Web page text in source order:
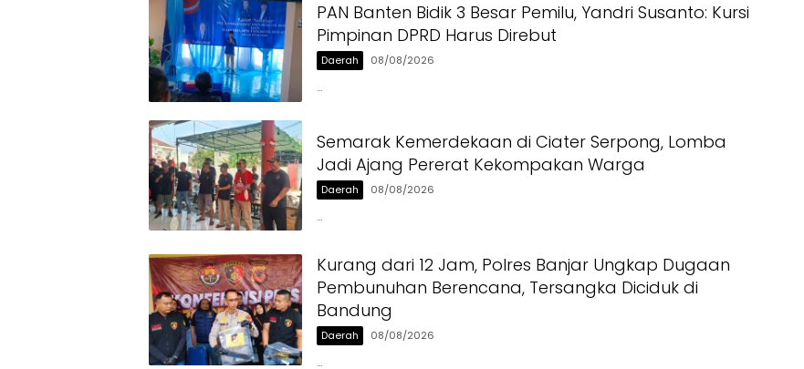
PAN Banten Bidik 3 Besar Pemilu, Yandri Susanto: Kursi
Pimpinan DPRD Harus Direbut
Daerah 08/08/2026
…
Semarak Kemerdekaan di Ciater Serpong, Lomba
Jadi Ajang Pererat Kekompakan Warga
Daerah 08/08/2026
…
Kurang dari 12 Jam, Polres Banjar Ungkap Dugaan
Pembunuhan Berencana, Tersangka Diciduk di
Bandung
Daerah 08/08/2026
…